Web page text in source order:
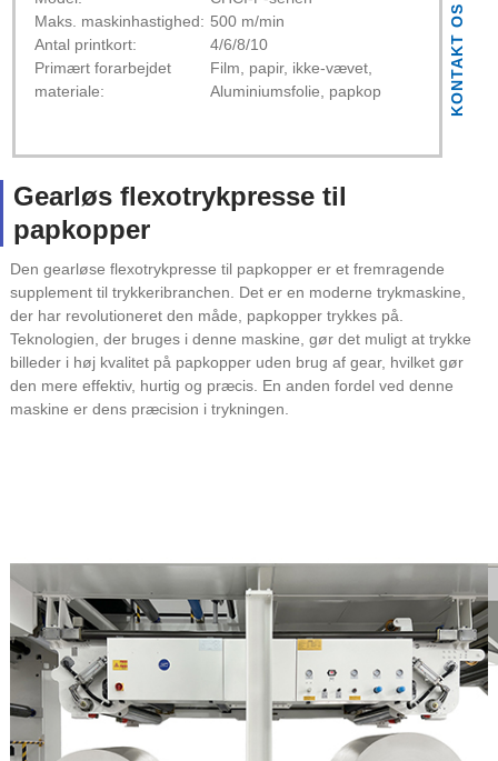
Maks. maskinhastighed:
Antal printkort:
Primært forarbejdet
materiale:
500 m/min
4/6/8/10
Film, papir, ikke-vævet,
Aluminiumsfolie, papkop
KONTAKT OS
Gearløs flexotrykpresse til
papkopper
Den gearløse flexotrykpresse til papkopper er et fremragende
supplement til trykkeribranchen. Det er en moderne trykmaskine,
der har revolutioneret den måde, papkopper trykkes på.
Teknologien, der bruges i denne maskine, gør det muligt at trykke
billeder i høj kvalitet på papkopper uden brug af gear, hvilket gør
den mere effektiv, hurtig og præcis. En anden fordel ved denne
maskine er dens præcision i trykningen.